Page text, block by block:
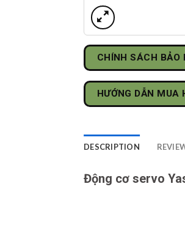
CHÍNH SÁCH BẢO
HƯỚNG DẪN MUA
DESCRIPTION
Động cơ servo